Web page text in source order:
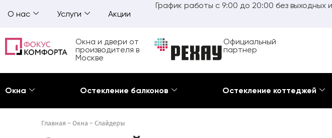
О нас Услуги Акции
График работы с 9:00 до 20:00 без выходных
Окна и двери от
производителя в
Москве
Официальный
партнер
Окна Остекление балконов Остекление коттеджей
Главная – Окна – Слайдеры